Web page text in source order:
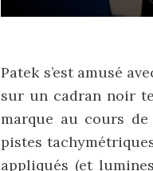
Patek s’est amusé
sur un cadran noir
marque au cours
pistes
appliqués (et